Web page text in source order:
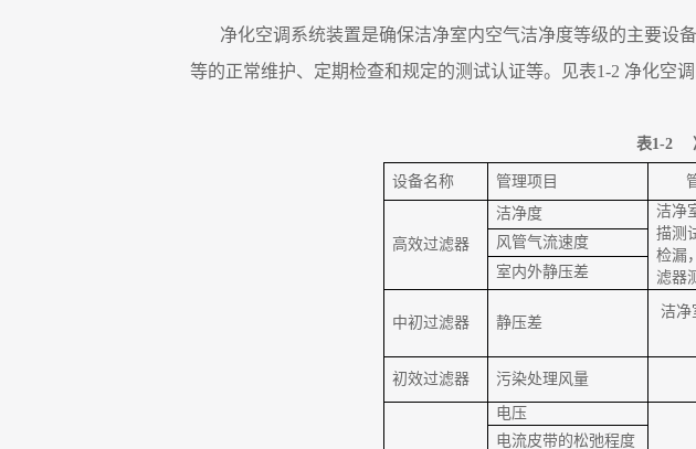
净化空调系统装置是确保洁净室内空气洁净度等级的主要设
等的正常维护、定期检查和规定的测试认证等。见表1-2 净化空
表1-2
设备名称 管理项目
高效过滤器
洁净度
洁净
描测
检漏
滤器
风管气流速度
室内外静压差
中初过滤器 静压差
洁净
初效过滤器 污染处理风量
电压
电流皮带的松弛程度